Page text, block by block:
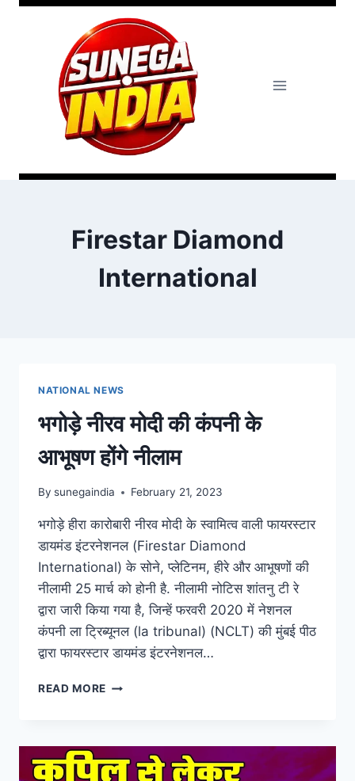
Firestar Diamond
International
NATIONAL NEWS
भगोड़े नीरव मोदी की कंपनी के
आभूषण होंगे नीलाम
By sunegaindia February 21, 2023
भगोड़े हीरा कारोबारी नीरव मोदी के स्वामित्व वाली फायरस्टार
डायमंड इंटरनेशनल (Firestar Diamond
International) के सोने, प्लेटिनम, हीरे और आभूषणों की
नीलामी 25 मार्च को होनी है. नीलामी नोटिस शांतनु टी रे
द्वारा जारी किया गया है, जिन्हें फरवरी 2020 में नेशनल
कंपनी ला ट्रिब्यूनल (la tribunal) (NCLT) की मुंबई पीठ
द्वारा फायरस्टार डायमंड इंटरनेशनल…
READ MORE